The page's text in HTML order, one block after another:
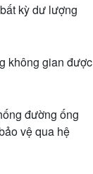
kỳ dư lượng
không gian được
đường ống
vệ qua hệ